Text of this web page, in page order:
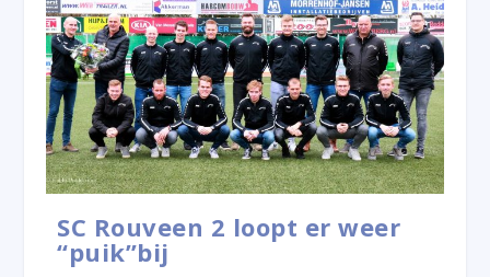
SC Rouveen 2 loopt er weer
“puik”bij